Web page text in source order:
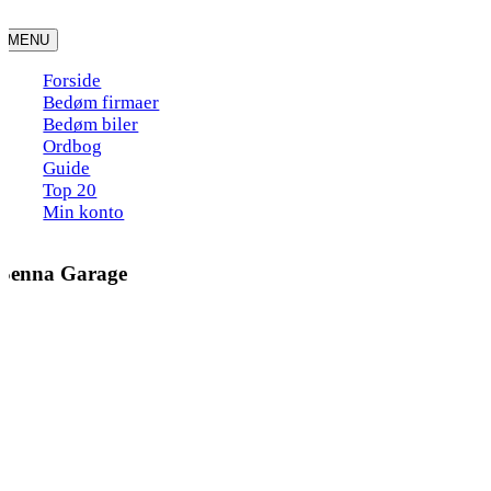
to
content
MENU
Forside
Bedøm firmaer
Bedøm biler
Ordbog
Guide
Top 20
Min konto
Garage